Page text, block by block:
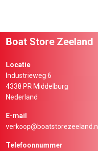
Boat Store Zeeland
Locatie
Industrieweg 6
4338 PR Middelburg
Nederland
E-mail
verkoop@boatstorezeeland.nl
Telefoonnummer